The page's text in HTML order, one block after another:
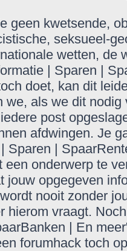
geen kwetsende,
seksueel-
wetten, de
| Sparen |
doet, kan dit
we, als we dit
post
afdwingen. Je
Sparen |
een onderwerp te
jouw opgegeven
nooit zonder
hierom vraagt.
| En
forumhack toch